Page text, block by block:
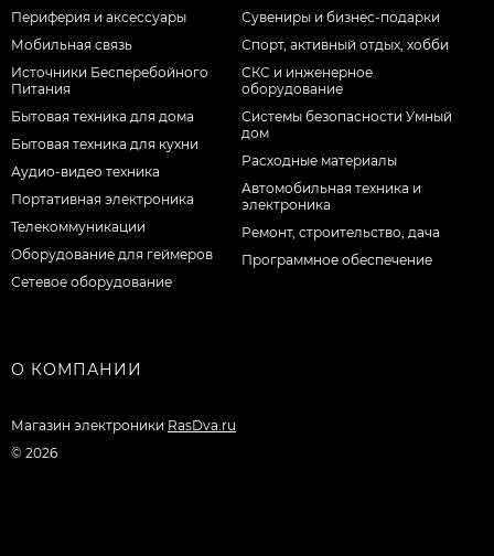
Периферия и аксессуары
Мобильная связь
Источники Бесперебойного
Питания
Бытовая техника для дома
Бытовая техника для кухни
Аудио-видео техника
Портативная электроника
Телекоммуникации
Оборудование для геймеров
Сетевое оборудование
Сувениры и бизнес-подарки
Спорт, активный отдых, хобби
СКС и инженерное
оборудование
Системы безопасности Умный
дом
Расходные материалы
Автомобильная техника и
электроника
Ремонт, строительство, дача
Программное обеспечение
О КОМПАНИИ
Магазин электроники RasDva.ru
© 2026